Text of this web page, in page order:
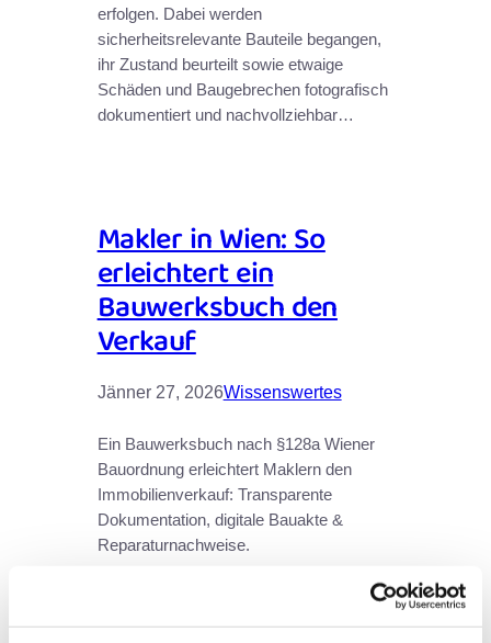
erfolgen. Dabei werden
sicherheitsrelevante Bauteile begangen,
ihr Zustand beurteilt sowie etwaige
Schäden und Baugebrechen fotografisch
dokumentiert und nachvollziehbar…
Makler in Wien: So
erleichtert ein
Bauwerksbuch den
Verkauf
Jänner 27, 2026Wissenswertes
Ein Bauwerksbuch nach §128a Wiener
Bauordnung erleichtert Maklern den
Immobilienverkauf: Transparente
Dokumentation, digitale Bauakte &
Reparaturnachweise.